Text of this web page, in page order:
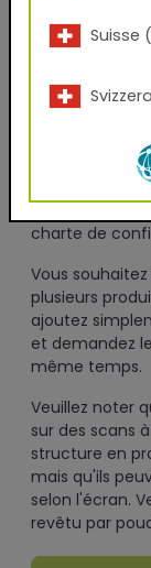
J'ai lu les
l'utilisation de
"télécharger
mes données
charte de
Vous
plusieurs
ajoutez
et demandez
même temps.
Veuillez noter
sur des scans
structure en
mais qu'ils
selon l'écran.
revêtu par
Suisse